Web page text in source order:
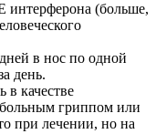
интерферона (больше,
в нос по одной
день.
в качестве
гриппом или
при лечении, но на